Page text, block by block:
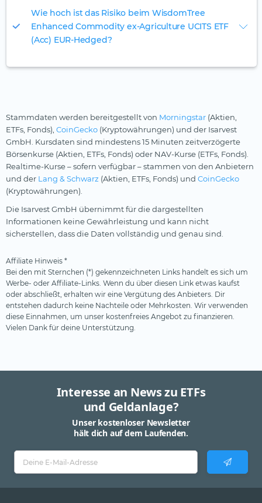
Wie hoch ist das Risiko beim WisdomTree
Enhanced Commodity ex-Agriculture UCITS ETF
(Acc) EUR-Hedged?
Stammdaten werden bereitgestellt von Morningstar (Aktien,
ETFs, Fonds), CoinGecko (Kryptowährungen) und der Isarvest
GmbH. Kursdaten sind mindestens 15 Minuten zeitverzögerte
Börsenkurse (Aktien, ETFs, Fonds) oder NAV-Kurse (ETFs, Fonds).
Realtime-Kurse – sofern verfügbar – stammen von den Anbietern
und der Lang & Schwarz (Aktien, ETFs, Fonds) und CoinGecko
(Kryptowährungen).
Die Isarvest GmbH übernimmt für die dargestellten
Informationen keine Gewährleistung und kann nicht
sicherstellen, dass die Daten vollständig und genau sind.
Affiliate Hinweis *
Bei den mit Sternchen (*) gekennzeichneten Links handelt es sich um
Werbe- oder Affiliate-Links. Wenn du über diesen Link etwas kaufst
oder abschließt, erhalten wir eine Vergütung des Anbieters. Dir
entstehen dadurch keine Nachteile oder Mehrkosten. Wir verwenden
diese Einnahmen, um unser kostenfreies Angebot zu finanzieren.
Vielen Dank für deine Unterstützung.
Interesse an News zu ETFs
und Geldanlage?
Unser kostenloser Newsletter
hält dich auf dem Laufenden.